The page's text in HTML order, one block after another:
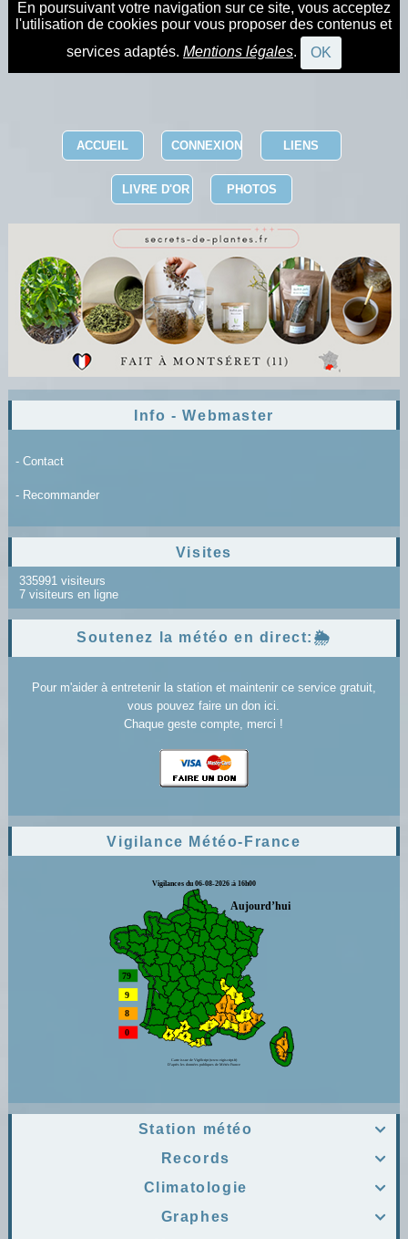
En poursuivant votre navigation sur ce site, vous acceptez
l'utilisation de cookies pour vous proposer des contenus et
services adaptés. Mentions légales. OK
ACCUEIL CONNEXION LIENS
LIVRE D'OR PHOTOS
Info - Webmaster
- Contact
- Recommander
Visites
335991 visiteurs
7 visiteurs en ligne
Soutenez la météo en direct:🌦️
Pour m'aider à entretenir la station et maintenir ce service gratuit,
vous pouvez faire un don ici.
Chaque geste compte, merci !
Vigilance Météo-France

Station météo

Records

Climatologie

Graphes